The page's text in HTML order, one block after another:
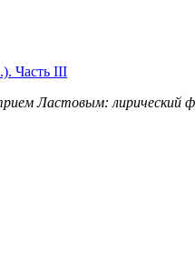
Часть III
Ластовым: лирический